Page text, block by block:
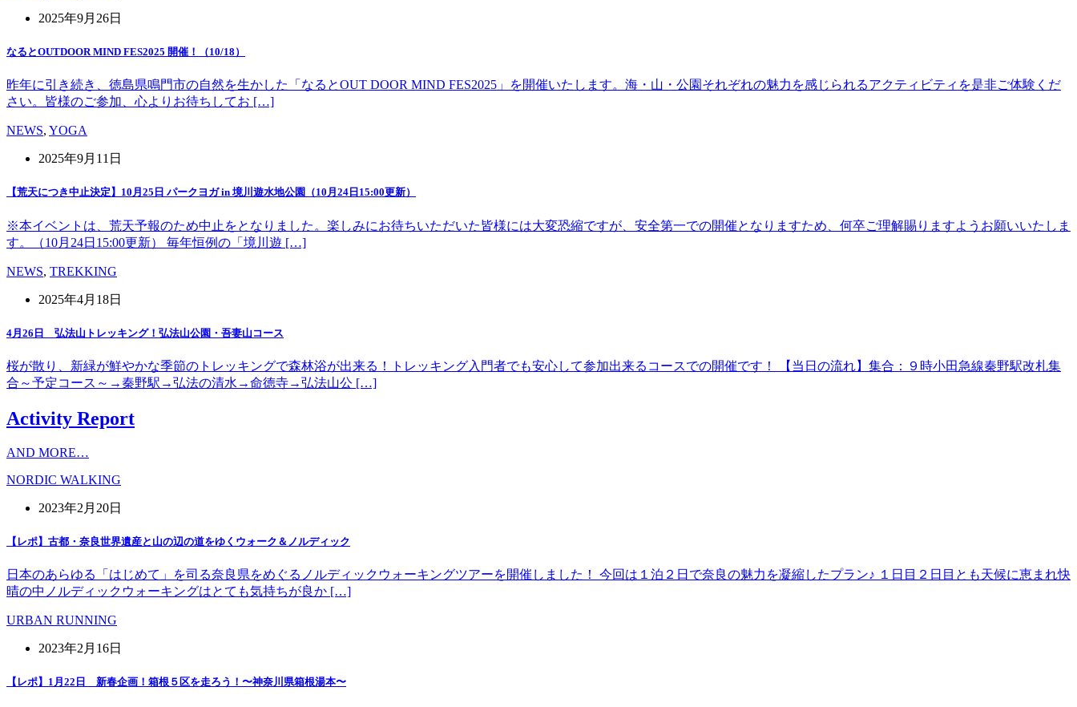
2025年9月26日
なるとOUTDOOR MIND FES2025 開催！（10/18）
昨年に引き続き、徳島県鳴門市の自然を生かした「なるとOUT DOOR MIND FES2025」を開催いたします。海・山・公園それぞれの魅力を感じられるアクティビティを是非ご体験くだ
さい。皆様のご参加、心よりお待ちしてお […]
NEWS, YOGA
2025年9月11日
【荒天につき中止決定】10月25日 パークヨガ in 境川遊水地公園（10月24日15:00更新）
※本イベントは、荒天予報のため中止をとなりました。楽しみにお待ちいただいた皆様には大変恐縮ですが、安全第一での開催となりますため、何卒ご理解賜りますようお願いいたしま
す。（10月24日15:00更新） 毎年恒例の「境川遊 […]
NEWS, TREKKING
2025年4月18日
4月26日 弘法山トレッキング！弘法山公園・吾妻山コース
桜が散り、新緑が鮮やかな季節のトレッキングで森林浴が出来る！トレッキング入門者でも安心して参加出来るコースでの開催です！ 【当日の流れ】集合：９時小田急線秦野駅改札集
合～予定コース～→秦野駅→弘法の清水→命徳寺→弘法山公 […]
Activity Report
AND MORE…
NORDIC WALKING
2023年2月20日
【レポ】古都・奈良世界遺産と山の辺の道をゆくウォーク＆ノルディック
日本のあらゆる「はじめて」を司る奈良県をめぐるノルディックウォーキングツアーを開催しました！ 今回は１泊２日で奈良の魅力を凝縮したプラン♪ １日目２日目とも天候に恵まれ快
晴の中ノルディックウォーキングはとても気持ちが良か […]
URBAN RUNNING
2023年2月16日
【レポ】1月22日 新春企画！箱根５区を走ろう！〜神奈川県箱根湯本〜